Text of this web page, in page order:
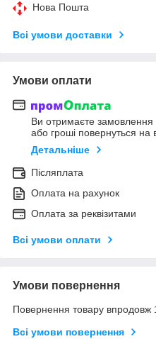
Нова Пошта
Всі умови доставки
Умови оплати
Ви отримаєте замовлення
або гроші повернуться на
Детальніше
Післяплата
Оплата на рахунок
Оплата за реквізитами
Всі умови оплати
Умови повернення
Повернення товару впродовж
Всі умови повернення